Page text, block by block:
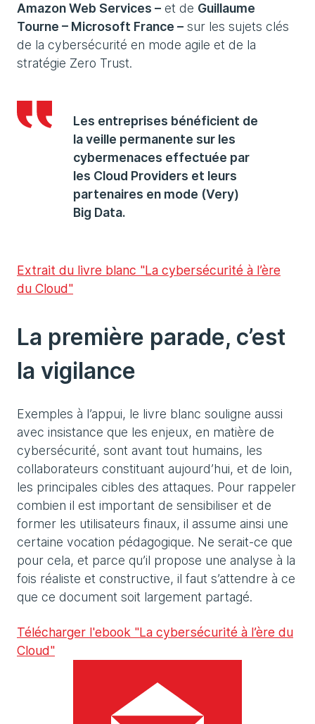
Amazon Web Services – et de Guillaume
Tourne – Microsoft France – sur les sujets clés
de la cybersécurité en mode agile et de la
stratégie Zero Trust.
Les entreprises bénéficient de
la veille permanente sur les
cybermenaces effectuée par
les Cloud Providers et leurs
partenaires en mode (Very)
Big Data.
Extrait du livre blanc "La cybersécurité à l’ère
du Cloud"
La première parade, c’est
la vigilance
Exemples à l’appui, le livre blanc souligne aussi
avec insistance que les enjeux, en matière de
cybersécurité, sont avant tout humains, les
collaborateurs constituant aujourd’hui, et de loin,
les principales cibles des attaques. Pour rappeler
combien il est important de sensibiliser et de
former les utilisateurs finaux, il assume ainsi une
certaine vocation pédagogique. Ne serait-ce que
pour cela, et parce qu’il propose une analyse à la
fois réaliste et constructive, il faut s’attendre à ce
que ce document soit largement partagé.
Télécharger l'ebook "La cybersécurité à l’ère du
Cloud"